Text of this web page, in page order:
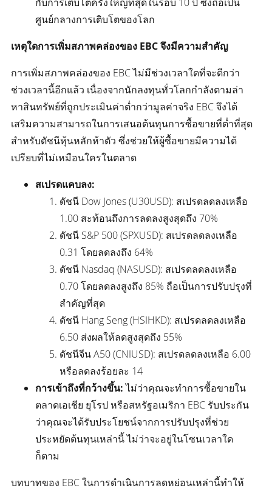
ศูนย์กลางการเติบโตของโลก
เหตุใดการเพิ่มสภาพคล่องของ EBC จึงมีความสำคัญ
การเพิ่มสภาพคล่องของ EBC ไม่มีช่วงเวลาใดที่จะดีกว่า
ช่วงเวลานี้อีกแล้ว เนื่องจากนักลงทุนทั่วโลกกำลังตามล่า
หาสินทรัพย์ที่ถูกประเมินค่าต่ำกว่ามูลค่าจริง EBC จึงได้
เสริมความสามารถในการเสนอต้นทุนการซื้อขายที่ต่ำที่สุด
สำหรับดัชนีหุ้นหลักห้าตัว ซึ่งช่วยให้ผู้ซื้อขายมีความได้
เปรียบที่ไม่เหมือนใครในตลาด
สเปรดแคบลง:
ดัชนี Dow Jones (U30USD): สเปรดลดลงเหลือ
1.00 สะท้อนถึงการลดลงสูงสุดถึง 70%
ดัชนี S&P 500 (SPXUSD): สเปรดลดลงเหลือ
0.31 โดยลดลงถึง 64%
ดัชนี Nasdaq (NASUSD): สเปรดลดลงเหลือ
0.70 โดยลดลงสูงถึง 85% ถือเป็นการปรับปรุงที่
สำคัญที่สุด
ดัชนี Hang Seng (HSIHKD): สเปรดลดลงเหลือ
6.50 ส่งผลให้ลดสูงสุดถึง 55%
ดัชนีจีน A50 (CNIUSD): สเปรดลดลงเหลือ 6.00
หรือลดลงร้อยละ 14
การเข้าถึงที่กว้างขึ้น:ไม่ว่าคุณจะทำการซื้อขายใน
ตลาดเอเชีย ยุโรป หรือสหรัฐอเมริกา EBC รับประกัน
ว่าคุณจะได้รับประโยชน์จากการปรับปรุงที่ช่วย
ประหยัดต้นทุนเหล่านี้ ไม่ว่าจะอยู่ในโซนเวลาใด
ก็ตาม
บทบาทของ EBC ในการดำเนินการลดหย่อนเหล่านี้ทำให้